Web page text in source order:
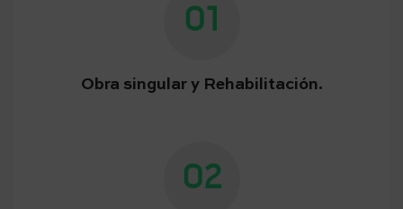
01
Obra singular y Rehabilitación.
02